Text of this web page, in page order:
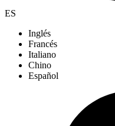
ES
Inglés
Francés
Italiano
Chino
Español